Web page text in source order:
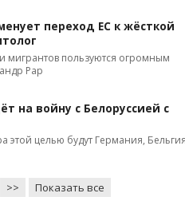
переход ЕС к жёсткой
мигрантов пользуются огромным
Рар
на войну с Белоруссией с
этой целью будут Германия,
>> Показать все